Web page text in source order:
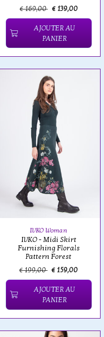
€ 169,00 € 139,00
AJOUTER AU
PANIER
IVKO Woman
IVKO - Midi Skirt
Furnishing Florals
Pattern Forest
€ 199,00 € 159,00
AJOUTER AU
PANIER